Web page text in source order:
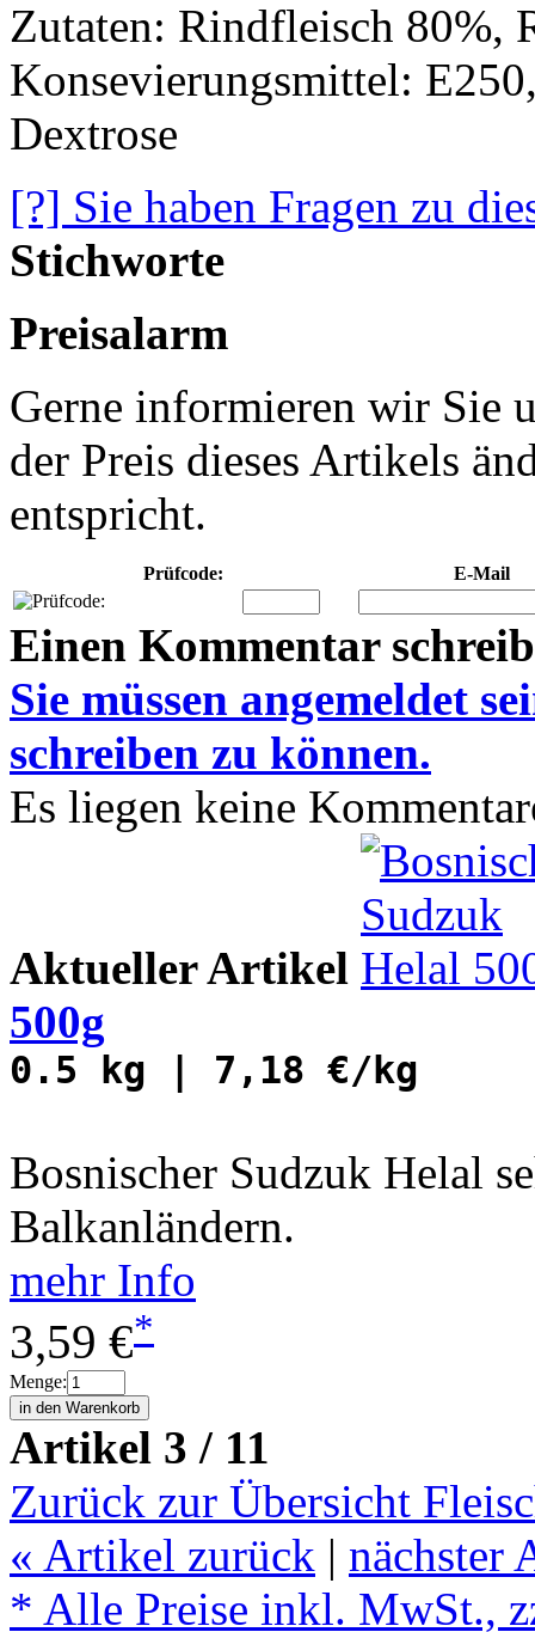
Zutaten: Rindfleisch 80%,
Konsevierungsmittel:
Dextrose
[?] Sie haben Fragen zu
Stichworte
Preisalarm
Gerne informieren wir Sie
der Preis dieses Artikels
entspricht.
Prüfcode: E-Mail
Einen Kommentar
Sie müssen angemeldet
schreiben zu können.
Es liegen keine
Aktueller Artikel
500g
0.5 kg | 7,18 €/kg
Bosnischer Sudzuk Helal
Balkanländern.
mehr Info
3,59 €*
Menge:
Artikel 3 / 11
Zurück zur Übersicht
« Artikel zurück | nächster
* Alle Preise inkl. MwSt.,